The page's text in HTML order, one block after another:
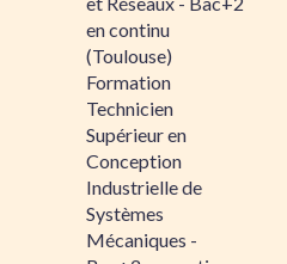
en continu
(Toulouse)
Formation
Technicien
Supérieur en
Conception
Industrielle de
Systèmes
Mécaniques -